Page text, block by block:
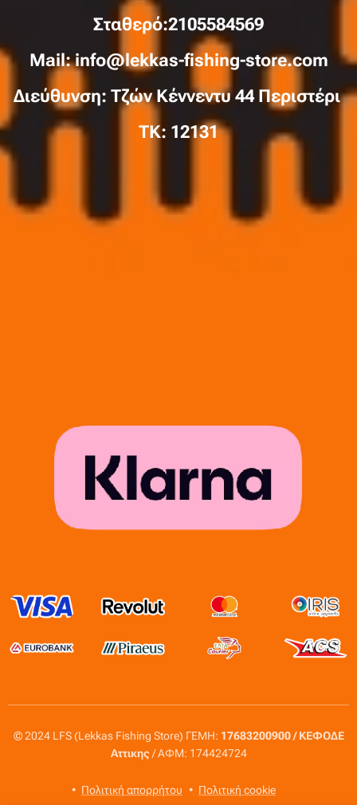
Σταθερό:2105584569
Mail: info@lekkas-fishing-store.com
Διεύθυνση: Τζών Κέννεντυ 44 Περιστέρι
TK: 12131
© 2024 LFS (Lekkas Fishing Store) ΓΕΜΗ: 17683200900 / ΚΕΦΟΔΕ
Αττικης/ ΑΦΜ: 174424724
Πολιτική απορρήτου Πολιτική cookie